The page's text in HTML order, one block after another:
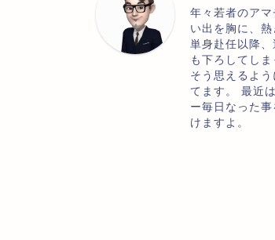
年々若者のア
い出を胸に、
単身赴任以降
も下ろしてし
そう思えるよ
てます。 最近
ー毎日なった
けますよ。